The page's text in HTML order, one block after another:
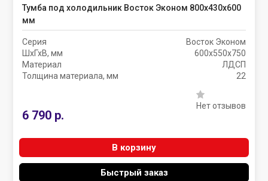
Тумба под холодильник Восток Эконом 800х430х600
мм
Серия
Восток Эконом
ШхГхВ, мм
600х550х750
Материал
ЛДСП
Толщина материала, мм
22
6 790 р.
Нет отзывов
В корзину
Быстрый заказ